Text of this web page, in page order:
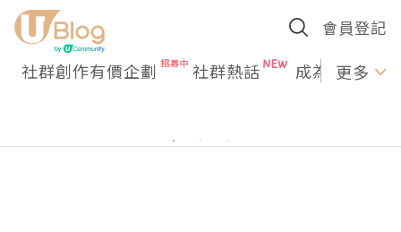
會員登記
社群創作有價企劃 社群熱話 成為U更多